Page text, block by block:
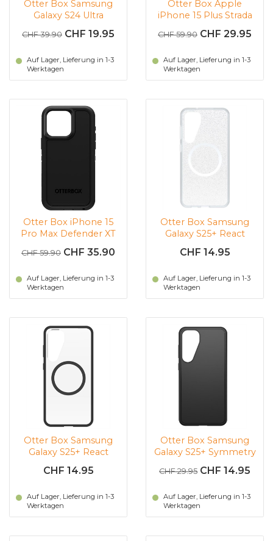
Otter Box Samsung
Galaxy S24 Ultra
CHF 39.90 CHF 19.95
Auf Lager, Lieferung in 1-3
Werktagen
Otter Box Apple
iPhone 15 Plus Strada
(braun)
CHF 59.90 CHF 29.95
Auf Lager, Lieferung in 1-3
Werktagen
Otter Box iPhone 15
Pro Max Defender XT
CHF 59.90 CHF 35.90
Auf Lager, Lieferung in 1-3
Werktagen
Otter Box Samsung
Galaxy S25+ React
CHF 14.95
Auf Lager, Lieferung in 1-3
Werktagen
Otter Box Samsung
Galaxy S25+ React
Schwarz)
CHF 14.95
Auf Lager, Lieferung in 1-3
Werktagen
Otter Box Samsung
Galaxy S25+ Symmetry
CHF 29.95 CHF 14.95
Auf Lager, Lieferung in 1-3
Werktagen